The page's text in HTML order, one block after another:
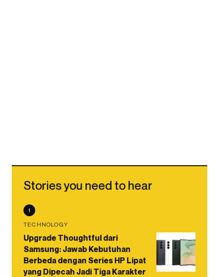
Stories you need to hear
1
TECHNOLOGY
Upgrade Thoughtful dari
Samsung: Jawab Kebutuhan
Berbeda dengan Series HP Lipat
yang Dipecah Jadi Tiga Karakter